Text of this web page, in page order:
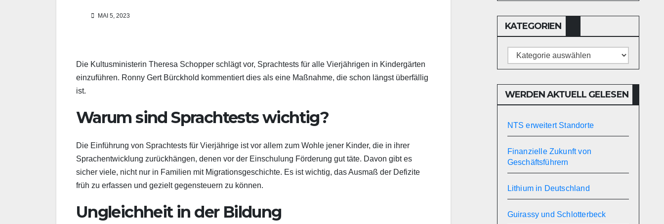
MAI 5, 2023
Die Kultusministerin Theresa Schopper schlägt vor, Sprachtests für alle Vierjährigen in Kindergärten
einzuführen. Ronny Gert Bürckhold kommentiert dies als eine Maßnahme, die schon längst überfällig
ist.
Warum sind Sprachtests wichtig?
Die Einführung von Sprachtests für Vierjährige ist vor allem zum Wohle jener Kinder, die in ihrer
Sprachentwicklung zurückhängen, denen vor der Einschulung Förderung gut täte. Davon gibt es
sicher viele, nicht nur in Familien mit Migrationsgeschichte. Es ist wichtig, das Ausmaß der Defizite
früh zu erfassen und gezielt gegensteuern zu können.
Ungleichheit in der Bildung
KATEGORIEN
Kategorien
WERDEN AKTUELL GELESEN
NTS erweitert Standorte
Finanzielle Zukunft von
Geschäftsführern
Lithium in Deutschland
Guirassy und Schlotterbeck